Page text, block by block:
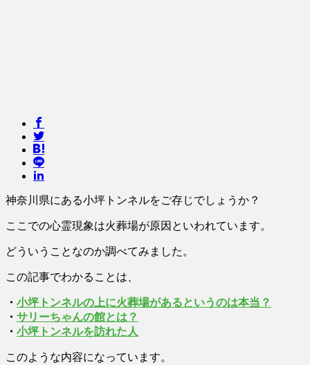
神奈川県にある小坪トンネルをご存じでしょうか？
ここでの心霊現象は火葬場が原因といわれています。
どういうことなのか調べてみました。
この記事でわかることは、
・ 小坪トンネルの上に火葬場があるというのは本当？
・ サリーちゃんの館とは？
・ 小坪トンネルを訪れた人
このような内容になっています。